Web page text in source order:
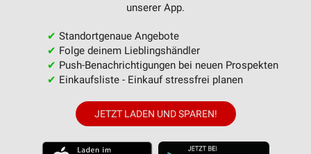
unserer App.
✔ Standortgenaue Angebote
✔ Folge deinem Lieblingshändler
✔ Push-Benachrichtigungen bei neuen Prospekten
✔ Einkaufsliste - Einkauf stressfrei planen
JETZT LADEN UND SPAREN!